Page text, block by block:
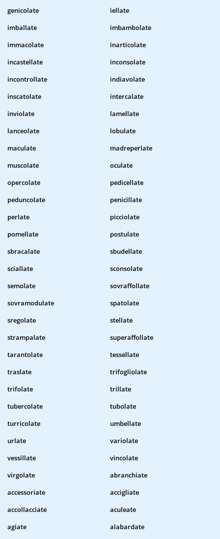
genicolate
iellate
imballate
imbambolate
immacolate
inarticolate
incastellate
inconsolate
incontrollate
indiavolate
inscatolate
intercalate
inviolate
lamellate
lanceolate
lobulate
maculate
madreperlate
muscolate
oculate
opercolate
pedicellate
peduncolate
penicillate
perlate
picciolate
pomellate
postulate
sbracalate
sbudellate
sciallate
sconsolate
semolate
sovraffollate
sovramodulate
spatolate
sregolate
stellate
strampalate
superaffollate
tarantolate
tessellate
traslate
trifogliolate
trifolate
trillate
tubercolate
tubolate
turricolate
umbellate
urlate
variolate
vessillate
vincolate
virgolate
abranchiate
accessoriate
accigliate
accollacciate
aculeate
agiate
alabardate